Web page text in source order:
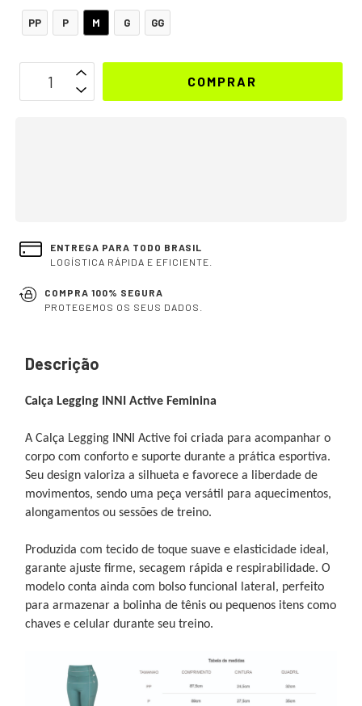
PP P M G GG
ENTREGA PARA TODO BRASIL
LOGÍSTICA RÁPIDA E EFICIENTE.
COMPRA 100% SEGURA
PROTEGEMOS OS SEUS DADOS.
Descrição
Calça Legging INNI Active Feminina
A Calça Legging INNI Active foi criada para acompanhar o
corpo com conforto e suporte durante a prática esportiva.
Seu design valoriza a silhueta e favorece a liberdade de
movimentos, sendo uma peça versátil para aquecimentos,
alongamentos ou sessões de treino.
Produzida com tecido de toque suave e elasticidade ideal,
garante ajuste firme, secagem rápida e respirabilidade. O
modelo conta ainda com bolso funcional lateral, perfeito
para armazenar a bolinha de tênis ou pequenos itens como
chaves e celular durante seu treino.